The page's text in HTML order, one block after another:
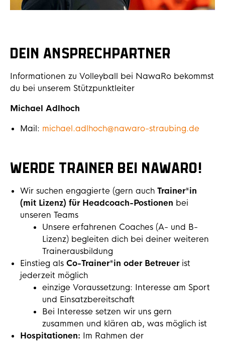
Dein Ansprechpartner
Informationen zu Volleyball bei NawaRo bekommst
du bei unserem Stützpunktleiter
Michael Adlhoch
Mail: michael.adlhoch@nawaro-straubing.de
Werde Trainer bei NawaRo!
Wir suchen engagierte (gern auch Trainer*in
(mit Lizenz) für Headcoach-Postionen bei
unseren Teams
Unsere erfahrenen Coaches (A- und B-
Lizenz) begleiten dich bei deiner weiteren
Trainerausbildung
Einstieg als Co-Trainer*in oder Betreuerist
jederzeit möglich
einzige Voraussetzung: Interesse am Sport
und Einsatzbereitschaft
Bei Interesse setzen wir uns gern
zusammen und klären ab, was möglich ist
Hospitationen: Im Rahmen der